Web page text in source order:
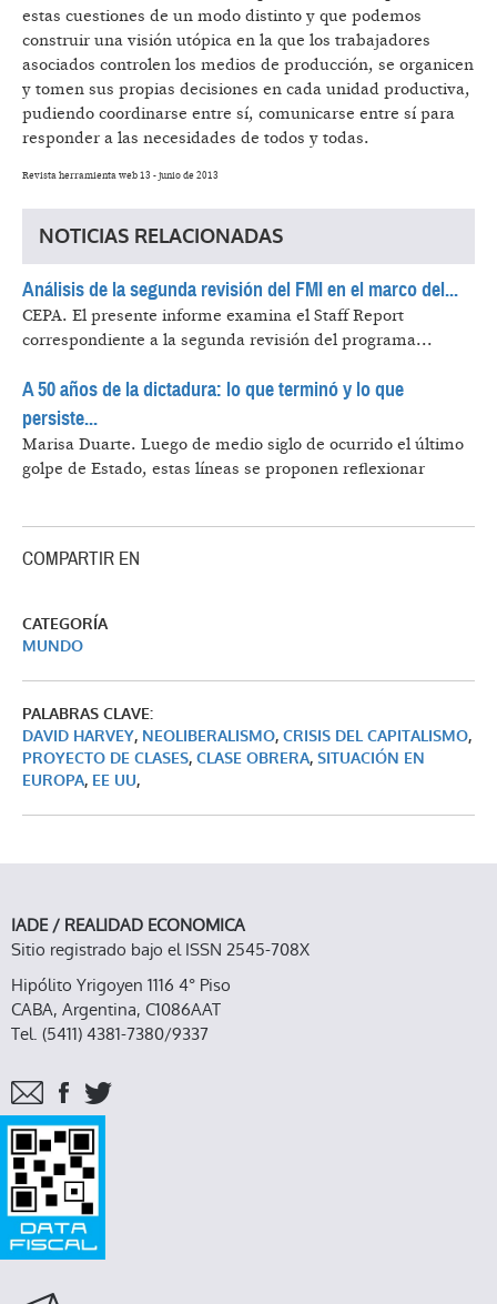
estas cuestiones de un modo distinto y que podemos
construir una visión utópica en la que los trabajadores
asociados controlen los medios de producción, se organicen
y tomen sus propias decisiones en cada unidad productiva,
pudiendo coordinarse entre sí, comunicarse entre sí para
responder a las necesidades de todos y todas.
Revista herramienta web 13 - junio de 2013
NOTICIAS RELACIONADAS
Análisis de la segunda revisión del FMI en el marco del...
CEPA. El presente informe examina el Staff Report
correspondiente a la segunda revisión del programa...
A 50 años de la dictadura: lo que terminó y lo que
persiste...
Marisa Duarte. Luego de medio siglo de ocurrido el último
golpe de Estado, estas líneas se proponen reflexionar
COMPARTIR EN
CATEGORÍA
MUNDO
PALABRAS CLAVE:
DAVID HARVEY, NEOLIBERALISMO, CRISIS DEL CAPITALISMO,
PROYECTO DE CLASES, CLASE OBRERA, SITUACIÓN EN
EUROPA, EE UU,
IADE / REALIDAD ECONOMICA
Sitio registrado bajo el ISSN 2545-708X
Hipólito Yrigoyen 1116 4° Piso
CABA, Argentina, C1086AAT
Tel. (5411) 4381-7380/9337